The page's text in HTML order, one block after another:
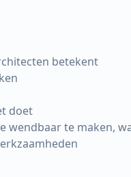
betekent
doet
wendbaar te maken,